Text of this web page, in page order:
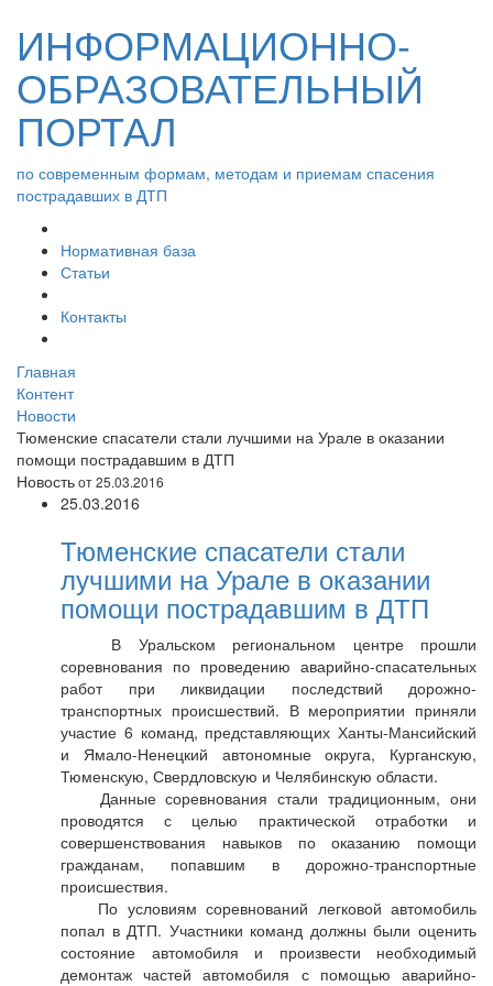
ИНФОРМАЦИОННО-
ОБРАЗОВАТЕЛЬНЫЙ
ПОРТАЛ
по современным формам, методам и приемам спасения
пострадавших в ДТП
Нормативная база
Статьи
Контакты
Главная
Контент
Новости
Тюменские спасатели стали лучшими на Урале в оказании
помощи пострадавшим в ДТП
Новостьот 25.03.2016
25.03.2016
Тюменские спасатели стали
лучшими на Урале в оказании
помощи пострадавшим в ДТП
В Уральском региональном центре прошли
соревнования по проведению аварийно-спасательных
работ при ликвидации последствий дорожно-
транспортных происшествий. В мероприятии приняли
участие 6 команд, представляющих Ханты-Мансийский
и Ямало-Ненецкий автономные округа, Курганскую,
Тюменскую, Свердловскую и Челябинскую области.
Данные соревнования стали традиционным, они
проводятся с целью практической отработки и
совершенствования навыков по оказанию помощи
гражданам, попавшим в дорожно-транспортные
происшествия.
По условиям соревнований легковой автомобиль
попал в ДТП. Участники команд должны были оценить
состояние автомобиля и произвести необходимый
демонтаж частей автомобиля с помощью аварийно-